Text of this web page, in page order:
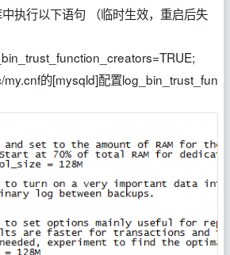
执行以下语句 （临时生效，重启后失
my.cnf的[mysqld]配置log_bin_trust_fun